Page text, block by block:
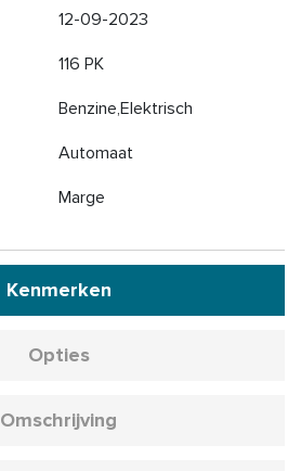
12-09-2023
116 PK
Benzine,Elektrisch
Automaat
Marge
Kenmerken
Opties
Omschrijving